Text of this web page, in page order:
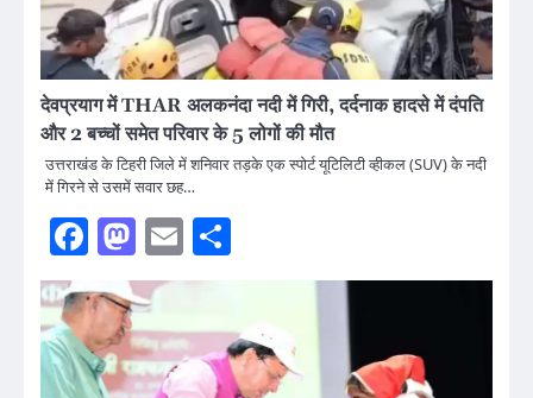
देवप्रयाग में THAR अलकनंदा नदी में गिरी, दर्दनाक हादसे में दंपति
और 2 बच्चों समेत परिवार के 5 लोगों की मौत
उत्तराखंड के टिहरी जिले में शनिवार तड़के एक स्पोर्ट यूटिलिटी व्हीकल (SUV) के नदी
में गिरने से उसमें सवार छह…
Facebook
Mastodon
Email